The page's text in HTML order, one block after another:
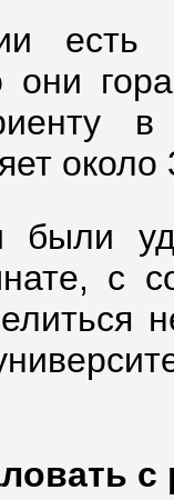
есть
они
с
с